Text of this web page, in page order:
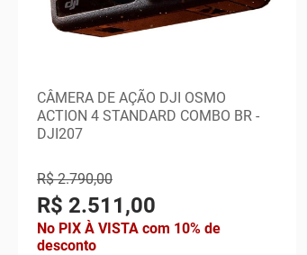
CÂMERA DE AÇÃO DJI OSMO
ACTION 4 STANDARD COMBO BR -
DJI207
R$ 2.790,00
R$ 2.511,00
No PIX À VISTA com 10% de
desconto